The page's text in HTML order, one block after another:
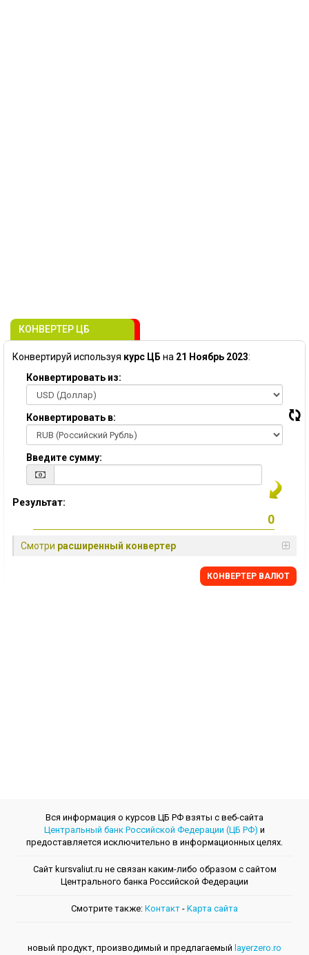
КОНВЕРТЕР ЦБ
Конвертируй используя курс ЦБ на 21 Ноябрь 2023:
Конвертировать из:
Конвертировать в:
Введите сумму:
Результат:
Смотри расширенный конвертер
КОНВЕРТЕР ВАЛЮТ
Вся информация о курсов ЦБ РФ взяты с веб-сайта
Центральный банк Российской Федерации (ЦБ РФ) и
предоставляется исключительно в информационных целях.
Сайт kursvaliut.ru не связан каким-либо образом с сайтом
Центрального банкa Российской Федерации
Смотрите также: Контакт - Kарта сайта
новый продукт, производимый и предлагаемый layerzero.ro